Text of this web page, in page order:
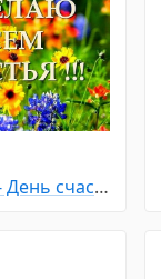
Праздники - День счастья